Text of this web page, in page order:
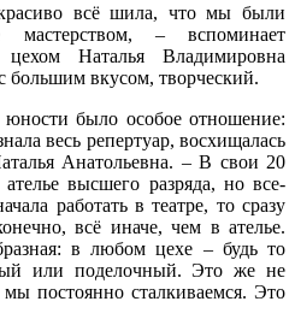
всё шила, что мы были
мастерством, – вспоминает
Наталья Владимировна
большим вкусом, творческий.
было особое отношение:
весь репертуар, восхищалась
Анатольевна. – В свои 20
высшего разряда, но все-
работать в театре, то сразу
всё иначе, чем в ателье.
в любом цехе – будь то
или поделочный. Это же не
постоянно сталкиваемся. Это